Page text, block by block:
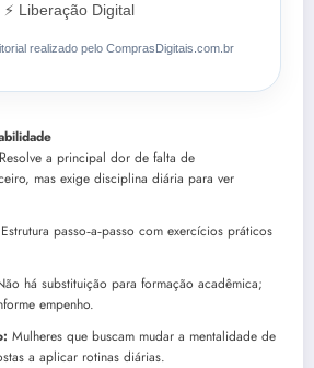
⚡ Liberação Digital
realizado pelo ComprasDigitais.com.br
Resolve a principal dor de falta de
mas exige disciplina diária para ver
Estrutura passo‑a‑passo com exercícios práticos
há substituição para formação acadêmica;
empenho.
Mulheres que buscam mudar a mentalidade de
a aplicar rotinas diárias.